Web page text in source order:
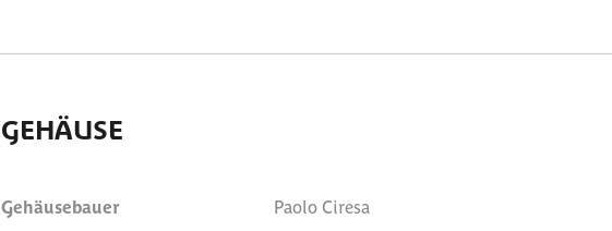
GEHÄUSE
Gehäusebauer
Paolo Ciresa